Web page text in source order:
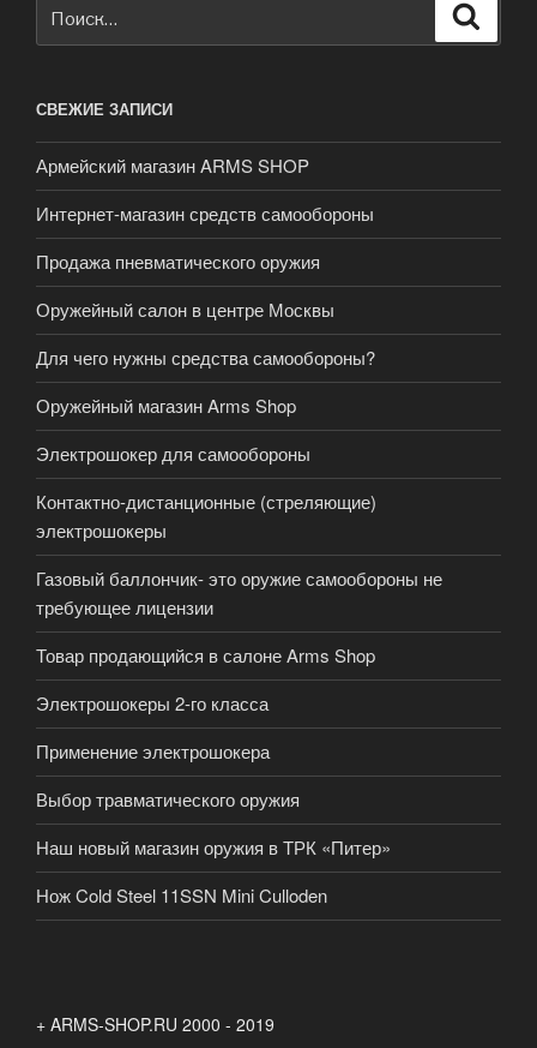
СВЕЖИЕ ЗАПИСИ
Армейский магазин ARMS SHOP
Интернет-магазин средств самообороны
Продажа пневматического оружия
Оружейный салон в центре Москвы
Для чего нужны средства самообороны?
Оружейный магазин Arms Shop
Электрошокер для самообороны
Контактно-дистанционные (стреляющие)
электрошокеры
Газовый баллончик- это оружие самообороны не
требующее лицензии
Товар продающийся в салоне Arms Shop
Электрошокеры 2-го класса
Применение электрошокера
Выбор травматического оружия
Наш новый магазин оружия в ТРК «Питер»
Нож Cold Steel 11SSN Mini Culloden
+ ARMS-SHOP.RU 2000 - 2019